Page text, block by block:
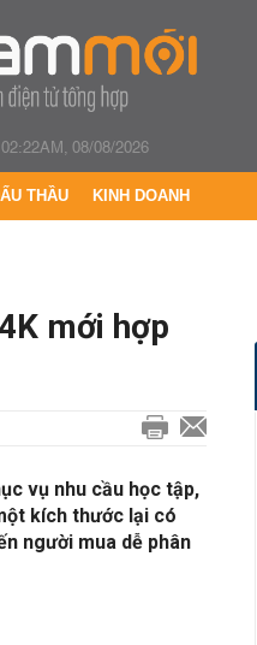
02:22AM, 08/08/2026
THẦU KINH DOANH
mới hợp
vụ nhu cầu học tập,
kích thước lại có
người mua dễ phân